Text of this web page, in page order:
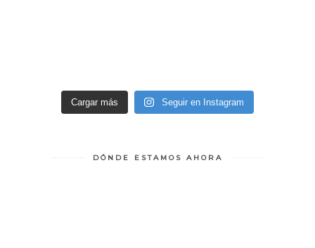
Cargar más Seguir en Instagram
DÓNDE ESTAMOS AHORA